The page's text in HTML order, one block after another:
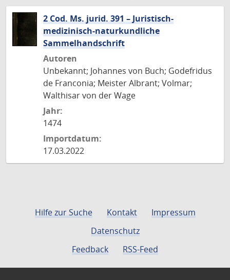
2 Cod. Ms. jurid. 391 – Juristisch-
medizinisch-naturkundliche
Sammelhandschrift
Autoren
Unbekannt; Johannes von Buch; Godefridus
de Franconia; Meister Albrant; Volmar;
Walthisar von der Wage
Jahr:
1474
Importdatum:
17.03.2022
Hilfe zur Suche Kontakt
Impressum
Datenschutz
Feedback
RSS-Feed